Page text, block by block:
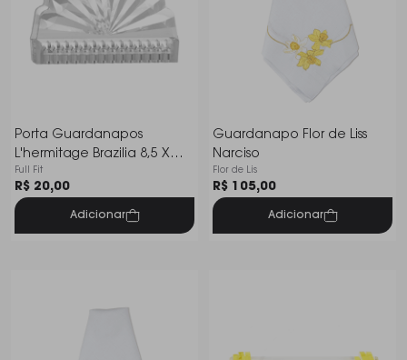
Porta Guardanapos
L'hermitage Brazilia 8,5 X
12,2 Cm
Full Fit
R$ 20,00
Adicionar
Guardanapo Flor de Liss
Narciso
Flor de Lis
R$ 105,00
Adicionar